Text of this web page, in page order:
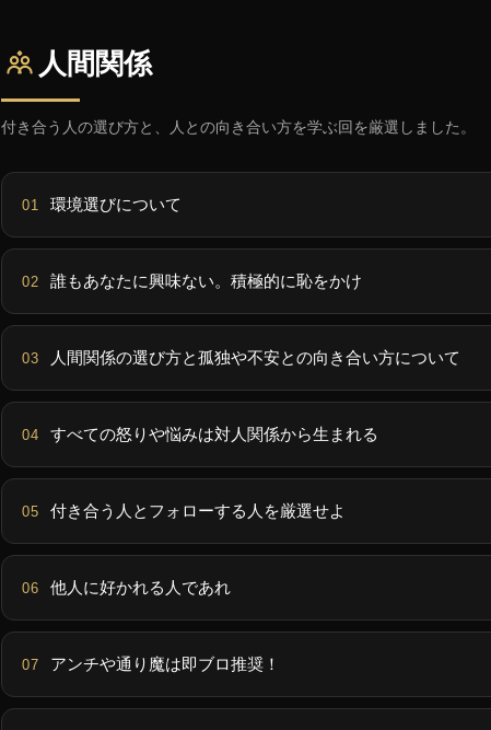
人間関係
付き合う人の選び方と、人との向き合い方を学ぶ回を厳選しました。
環境選びについて
誰もあなたに興味ない。積極的に恥をかけ
人間関係の選び方と孤独や不安との向き合い方について
すべての怒りや悩みは対人関係から生まれる
付き合う人とフォローする人を厳選せよ
他人に好かれる人であれ
アンチや通り魔は即ブロ推奨！